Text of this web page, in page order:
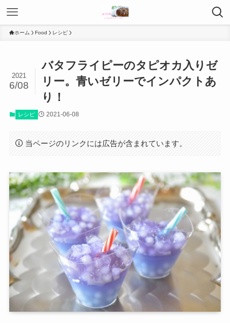
ホーム Food レシピ
バタフライピーのタピオカ入りゼ
リー。青いゼリーでインパクトあ
り！
2021
6/08
レシピ 2021-06-08
当ページのリンクには広告が含まれています。